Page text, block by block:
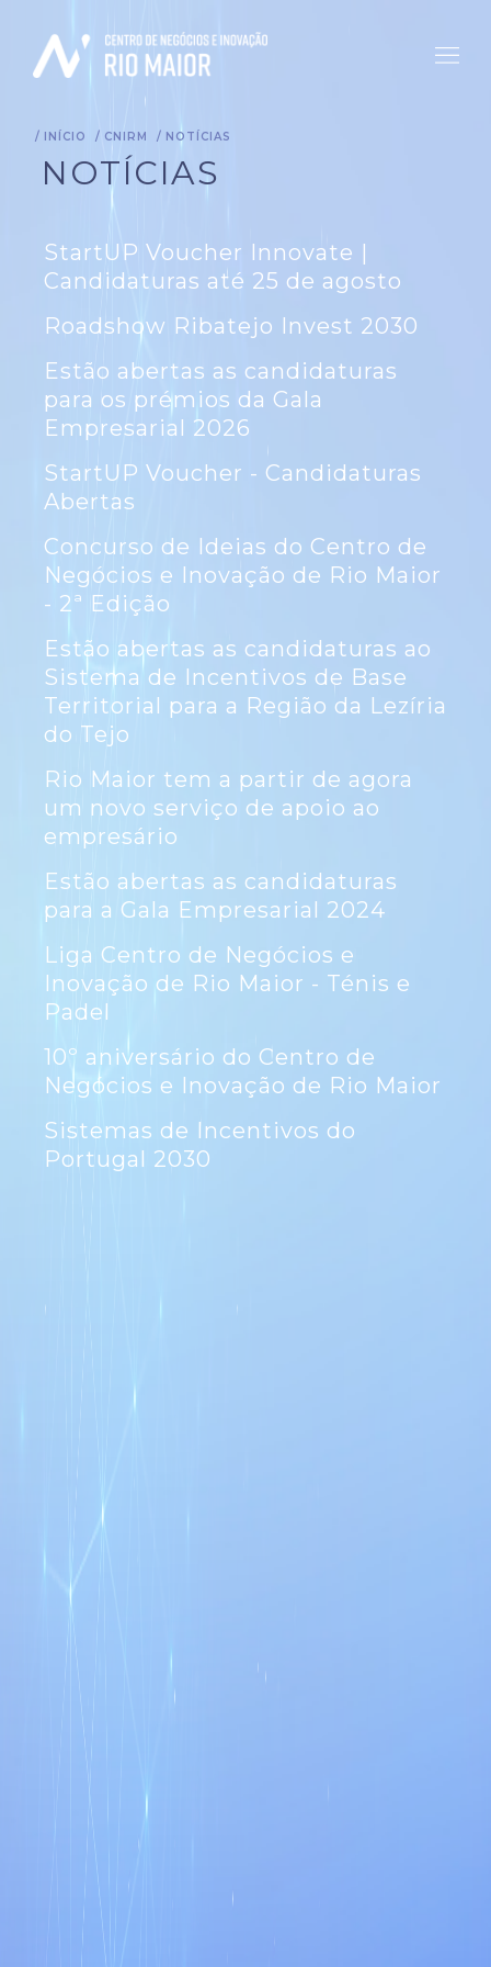
INÍCIO CNIRM NOTÍCIAS
NOTÍCIAS
StartUP Voucher Innovate |
Candidaturas até 25 de agosto
Roadshow Ribatejo Invest 2030
Estão abertas as candidaturas
para os prémios da Gala
Empresarial 2026
StartUP Voucher - Candidaturas
Abertas
Concurso de Ideias do Centro de
Negócios e Inovação de Rio Maior
- 2ª Edição
Estão abertas as candidaturas ao
Sistema de Incentivos de Base
Territorial para a Região da Lezíria
do Tejo
Rio Maior tem a partir de agora
um novo serviço de apoio ao
empresário
Estão abertas as candidaturas
para a Gala Empresarial 2024
Liga Centro de Negócios e
Inovação de Rio Maior - Ténis e
Padel
10º aniversário do Centro de
Negócios e Inovação de Rio Maior
Sistemas de Incentivos do
Portugal 2030